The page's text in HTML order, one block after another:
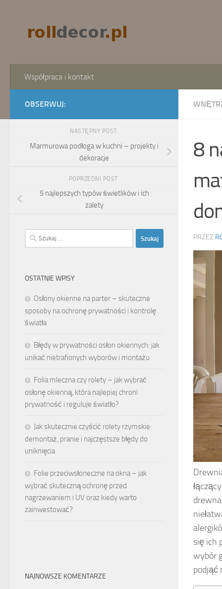
Współpraca i kontakt
8
PRZEZ
się ich
wybór
podjąć
OBSERWUJ:
NASTĘPNY POST
Marmurowa podłoga w kuchni – projekty i
dekoracje
POPRZEDNI POST
5 najlepszych typów świetlików i ich
zalety
Szukaj:
OSTATNIE WPISY
Osłony okienne na parter – skuteczne
sposoby na ochronę prywatności i kontrolę
światła
Błędy w prywatności osłon okiennych: jak
unikać nietrafionych wyborów i montażu
Folia mleczna czy rolety – jak wybrać
osłonę okienną, która najlepiej chroni
prywatność i reguluje światło?
Jak skutecznie czyścić rolety rzymskie:
demontaż, pranie i najczęstsze błędy do
uniknięcia
Folie przeciwsłoneczne na okna – jak
wybrać skuteczną ochronę przed
nagrzewaniem i UV oraz kiedy warto
zainwestować?
NAJNOWSZE KOMENTARZE